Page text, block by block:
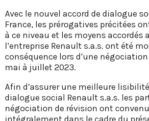
Avec le nouvel accord de dialogue
France, les prérogatives précitées
à ce niveau et les moyens accordés
l’entreprise Renault s.a.s. ont été
conséquence lors d’une
mai à juillet 2023.
Afin d’assurer une meilleure lisibilité
dialogue social Renault s.a.s. les
négociation de révision ont
intégralement dans le cadre du